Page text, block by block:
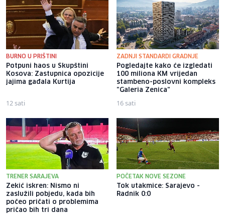
BURNO U PRIŠTINI
Potpuni haos u Skupštini
Kosova: Zastupnica opozicije
jajima gađala Kurtija
12 sati
ZADNJI STANDARDI GRADNJE
Pogledajte kako će izgledati
100 miliona KM vrijedan
stambeno-poslovni kompleks
"Galeria Zenica"
16 sati
TRENER SARAJEVA
Zekić iskren: Nismo ni
zaslužili pobjedu, kada bih
počeo pričati o problemima
pričao bih tri dana
POČETAK NOVE SEZONE
Tok utakmice: Sarajevo -
Radnik 0:0